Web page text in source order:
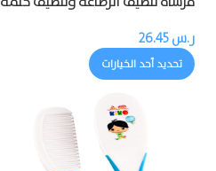
ر.س
تحديد أحد الخيارات